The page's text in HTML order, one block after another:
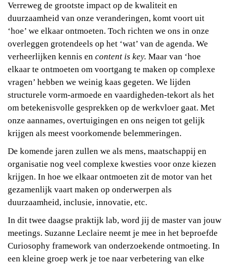
Verreweg de grootste impact op de kwaliteit en
duurzaamheid van onze veranderingen, komt voort uit
‘hoe’ we elkaar ontmoeten. Toch richten we ons in onze
overleggen grotendeels op het ‘wat’ van de agenda. We
verheerlijken kennis en content is key. Maar van ‘hoe
elkaar te ontmoeten om voortgang te maken op complexe
vragen’ hebben we weinig kaas gegeten. We lijden
structurele vorm-armoede en vaardigheden-tekort als het
om betekenisvolle gesprekken op de werkvloer gaat. Met
onze aannames, overtuigingen en ons neigen tot gelijk
krijgen als meest voorkomende belemmeringen.
De komende jaren zullen we als mens, maatschappij en
organisatie nog veel complexe kwesties voor onze kiezen
krijgen. In hoe we elkaar ontmoeten zit de motor van het
gezamenlijk vaart maken op onderwerpen als
duurzaamheid, inclusie, innovatie, etc.
In dit twee daagse praktijk lab, word jij de master van jouw
meetings. Suzanne Leclaire neemt je mee in het beproefde
Curiosophy framework van onderzoekende ontmoeting. In
een kleine groep werk je toe naar verbetering van elke